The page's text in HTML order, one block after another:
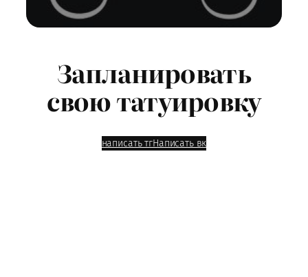
Запланировать
свою татуировку
написать тгНаписать вк